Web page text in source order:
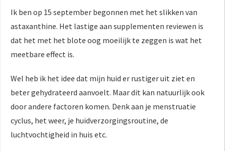
Ik ben op 15 september begonnen met het slikken van
astaxanthine. Het lastige aan supplementen reviewen is
dat het met het blote oog moeilijk te zeggen is wat het
meetbare effect is.
Wel heb ik het idee dat mijn huid er rustiger uit ziet en
beter gehydrateerd aanvoelt. Maar dit kan natuurlijk ook
door andere factoren komen. Denk aan je menstruatie
cyclus, het weer, je huidverzorgingsroutine, de
luchtvochtigheid in huis etc.